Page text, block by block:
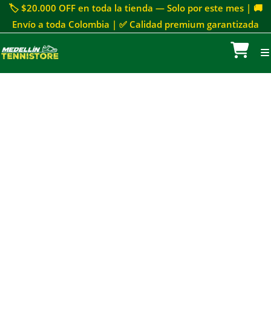
🏷 $20.000 OFF en toda la tienda — Solo por este mes | 🚚
Envío a toda Colombia | ✅ Calidad premium garantizada